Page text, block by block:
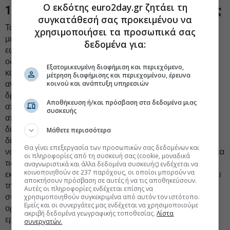
12. Μεταρρυθμίσεις στην αγορά εργασίας
Το πρόγραμμα περιείχε δεσμεύσεις για την νομοθέτηση
μεταρρυθμίσεων του πλαισίου συλλογικών απολύσεων,
εφόσον υπάρχουν αμφιβολίες ότι το υπάρχον σύστημα
οδηγεί στα καλύτερα αποτελέσματα με δραστικό, αξιόπιστο
και στέρεο τρόπο, καθώς και για την νομοθέτηση των
αναγκαίων μεταρρυθμίσεων του πλαισίου συλλογικής
δράσης. Οι συζητήσεις είναι διαρκείς για την
αποτελεσματικότητα του σημερινού πλαισίου ομαδικών
απολύσεων. Οι αρχές δεσμεύτηκαν να χειριστούν τις
διαφωνίες για τις μισθολογικές αμοιβές μέσα από μια
διαδικασία fast-track, αντί για την τροποποίηση της
νομοθεσίας. Πρότειναν την τροποποίηση της νομοθεσίας για
τις δράσεις των συνδικάτων, μεταξύ άλλων τον
εκσυγχρονισμό της διαδικασίας σχετικά με την απόφαση και
την ανακοίνωση των απεργιών και τις αμοιβές των
συνδικαλιστών. Δεσμεύτηκαν επίσης να «εξαφανίσουν»
ορισμένους υπερβολικούς περιορισμούς στην αγορά
εργασίας. Όλες αυτές οι προτάσεις είναι υπό συζήτηση.
Ο εκδότης euro2day.gr ζητάει τη
συγκατάθεσή σας προκειμένου να
χρησιμοποιήσει τα προσωπικά σας
δεδομένα για:
Εξατομικευμένη διαφήμιση και περιεχόμενο,
μέτρηση διαφήμισης και περιεχομένου, έρευνα
κοινού και ανάπτυξη υπηρεσιών
Αποθήκευση ή/και πρόσβαση στα δεδομένα μιας
συσκευής
Μάθετε περισσότερα
Θα γίνει επεξεργασία των προσωπικών σας δεδομένων και
οι πληροφορίες από τη συσκευή σας (cookie, μοναδικά
αναγνωριστικά και άλλα δεδομένα συσκευής) ενδέχεται να
κοινοποιηθούν σε 237 παρόχους, οι οποίοι μπορούν να
αποκτήσουν πρόσβαση σε αυτές ή να τις αποθηκεύσουν.
Αυτές οι πληροφορίες ενδέχεται επίσης να
χρησιμοποιηθούν συγκεκριμένα από αυτόν τον ιστότοπο.
Εμείς και οι συνεργάτες μας ενδέχεται να χρησιμοποιούμε
ακριβή δεδομένα γεωγραφικής τοποθεσίας.Λίστα
συνεργατών.